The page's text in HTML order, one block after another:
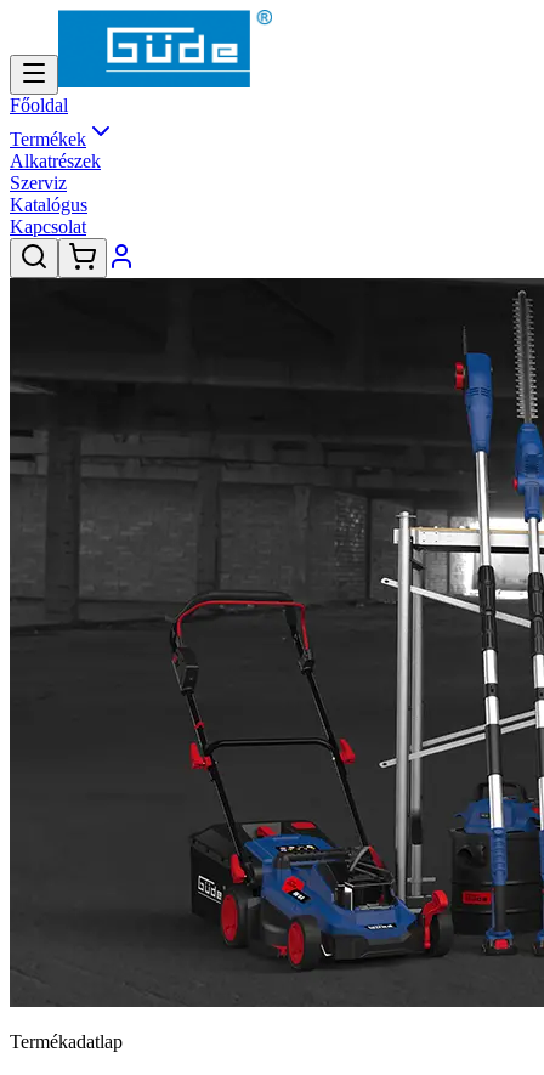
Főoldal
Termékek
Alkatrészek
Szerviz
Katalógus
Kapcsolat
Termékadatlap